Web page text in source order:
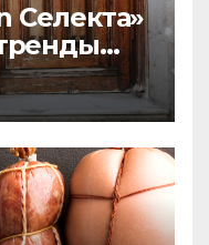
Селекта»